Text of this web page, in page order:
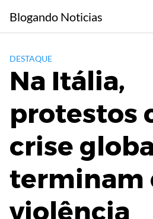
content
Blogando Noticias
DESTAQUE
Na Itália,
protestos
crise
terminam
violência